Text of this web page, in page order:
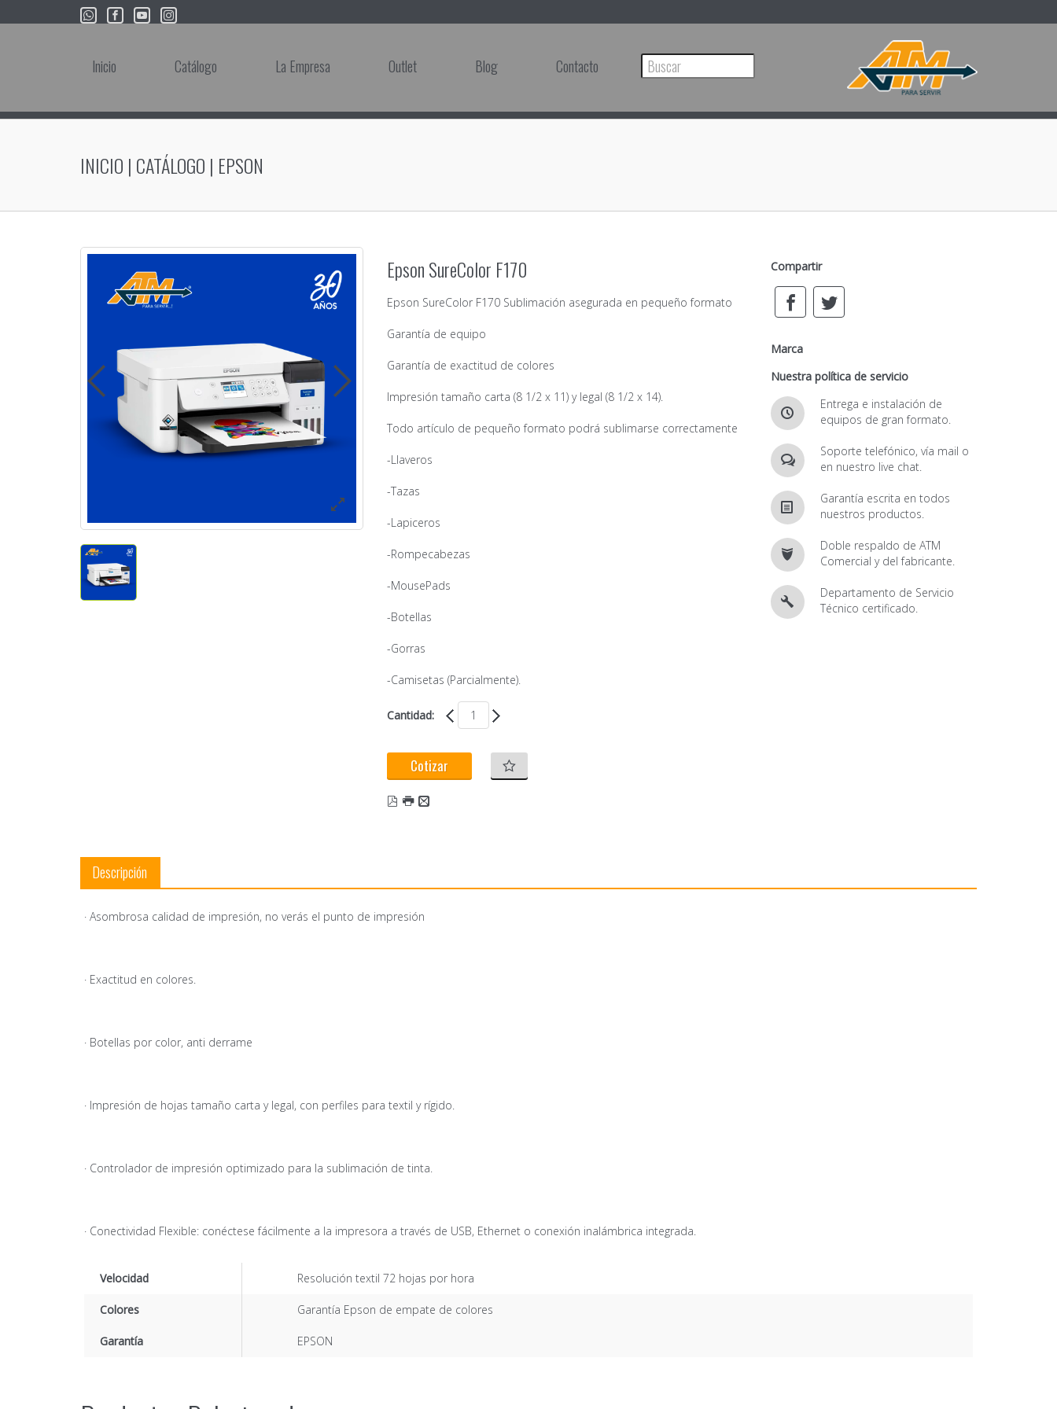
Inicio Catálogo La Empresa Outlet Blog Contacto
INICIO | CATÁLOGO | EPSON
Epson SureColor F170
Epson SureColor F170 Sublimación asegurada en pequeño formato
Garantía de equipo
Garantía de exactitud de colores
Impresión tamaño carta (8 1/2 x 11) y legal (8 1/2 x 14).
Todo artículo de pequeño formato podrá sublimarse correctamente
-Llaveros
-Tazas
-Lapiceros
-Rompecabezas
-MousePads
-Botellas
-Gorras
-Camisetas (Parcialmente).
Cantidad:
Cotizar
Compartir
Marca
Nuestra política de servicio
Entrega e instalación de
equipos de gran formato.
Soporte telefónico, vía mail o
en nuestro live chat.
Garantía escrita en todos
nuestros productos.
Doble respaldo de ATM
Comercial y del fabricante.
Departamento de Servicio
Técnico certificado.
Descripción
· Asombrosa calidad de impresión, no verás el punto de impresión
· Exactitud en colores.
· Botellas por color, anti derrame
· Impresión de hojas tamaño carta y legal, con perfiles para textil y rígido.
· Controlador de impresión optimizado para la sublimación de tinta.
· Conectividad Flexible: conéctese fácilmente a la impresora a través de USB, Ethernet o conexión inalámbrica integrada.
Velocidad Resolución textil 72 hojas por hora
Colores Garantía Epson de empate de colores
Garantía EPSON